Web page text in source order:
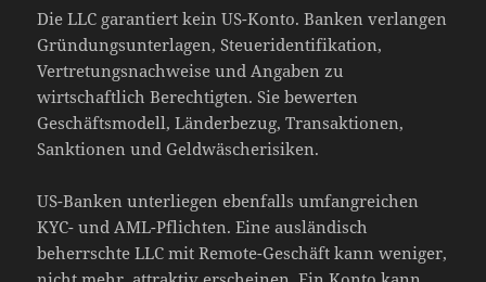
Die LLC garantiert kein US-Konto. Banken verlangen
Gründungsunterlagen, Steueridentifikation,
Vertretungsnachweise und Angaben zu
wirtschaftlich Berechtigten. Sie bewerten
Geschäftsmodell, Länderbezug, Transaktionen,
Sanktionen und Geldwäscherisiken.
US-Banken unterliegen ebenfalls umfangreichen
KYC- und AML-Pflichten. Eine ausländisch
beherrschte LLC mit Remote-Geschäft kann weniger,